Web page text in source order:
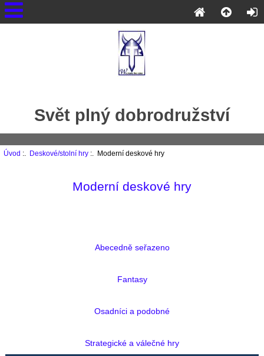
Svět plný dobrodružství
Úvod :. Deskové/stolní hry:. Moderní deskové hry
Moderní deskové hry
Abecedně seřazeno
Fantasy
Osadníci a podobné
Strategické a válečné hry